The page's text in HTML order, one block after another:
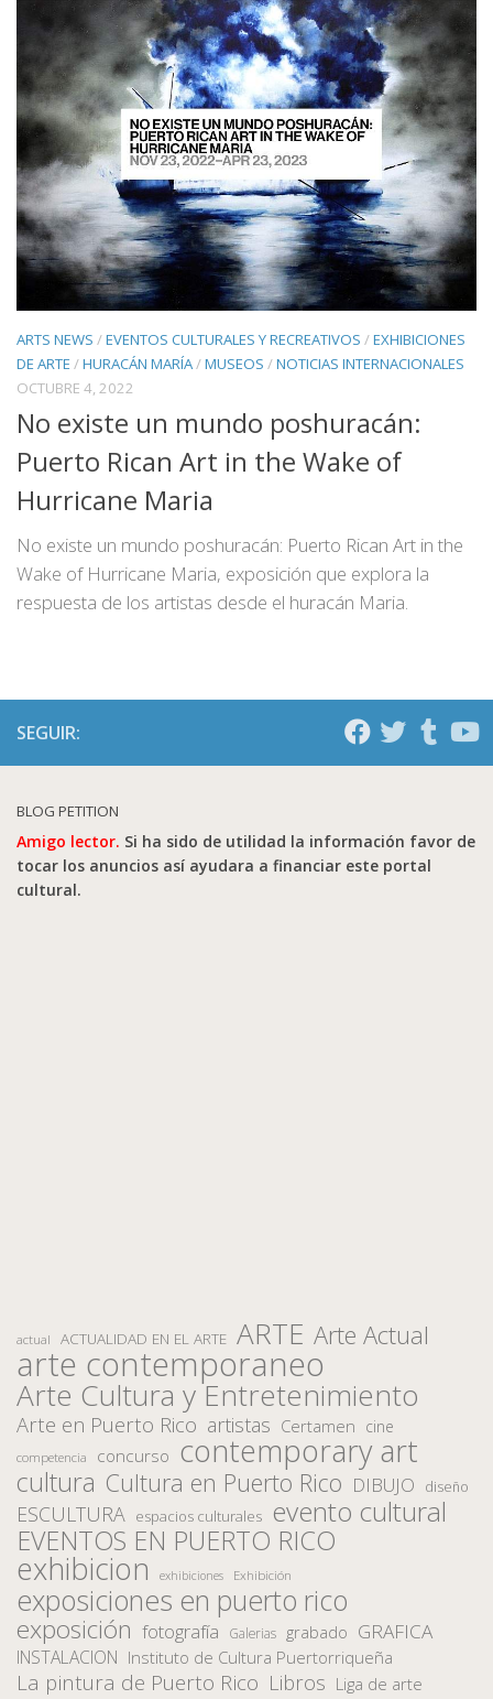
ARTS NEWS /EVENTOS CULTURALES Y RECREATIVOS /EXHIBICIONES
DE ARTE /HURACÁN MARÍA/MUSEOS /NOTICIAS INTERNACIONALES
OCTUBRE 4, 2022
No existe un mundo poshuracán:
Puerto Rican Art in the Wake of
Hurricane Maria
No existe un mundo poshuracán: Puerto Rican Art in the
Wake of Hurricane Maria, exposición que explora la
respuesta de los artistas desde el huracán Maria.
SEGUIR:
BLOG PETITION
Amigo lector. Si ha sido de utilidad la información favor de
tocar los anuncios así ayudara a financiar este portal
cultural.
actual ACTUALIDAD EN EL ARTE ARTE Arte Actual
arte contemporaneo
Arte Cultura y Entretenimiento
Arte en Puerto Rico artistas Certamen cine
competencia concurso contemporary art
cultura Cultura en Puerto Rico DIBUJO diseño
ESCULTURA espacios culturales evento cultural
EVENTOS EN PUERTO RICO
exhibicion exhibiciones Exhibición
exposiciones en puerto rico
exposición fotografía Galerias grabado GRAFICA
INSTALACION Instituto de Cultura Puertorriqueña
La pintura de Puerto Rico Libros Liga de arte